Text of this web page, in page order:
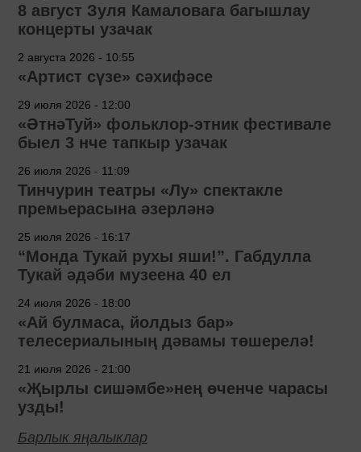
8 август Зуля Камаловага багышлау
концерты узачак
2 августа 2026 - 10:55
«Артист сүзе» сәхифәсе
29 июля 2026 - 12:00
«ӘтнәТуй» фольклор-этник фестивале
быел 3 нче тапкыр узачак
26 июля 2026 - 11:09
Тинчурин театры «Лу» спектакле
премьерасына әзерләнә
25 июля 2026 - 16:17
“Монда Тукай рухы яши!”. Габдулла
Тукай әдәби музеена 40 ел
24 июля 2026 - 18:00
«Ай булмаса, йолдыз бар»
телесериалының дәвамы төшерелә!
21 июля 2026 - 21:00
«Җырлы сишәмбе»нең өченче чарасы
узды!
Барлык яңалыклар